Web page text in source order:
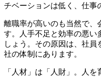
チベーションは低く、仕事
離職率が高いのも当然で、
す。人手不足と効率の悪い
しょう。その原因は、社
社の体制にあります。
「人材」は「人財」。人を